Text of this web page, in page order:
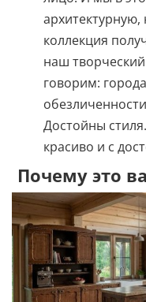
архитектурную,
коллекция
наш
говорим:
Достойны
красиво и с
Почему это